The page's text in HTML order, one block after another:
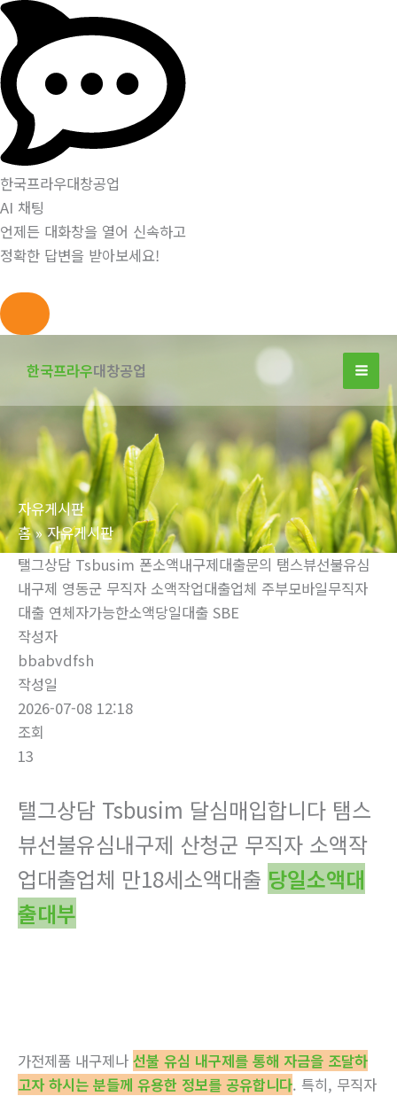
한국프라우대창공업
AI 채팅
언제든 대화창을 열어 신속하고
정확한 답변을 받아보세요!
너
뛰
기
한국프라우대창공업
자유게시판
홈
자유게시판
탤그상담 Tsbusim 폰소액내구제대출문의 탬스뷰선불유심
내구제 영동군 무직자 소액작업대출업체 주부모바일무직자
대출 연체자가능한소액당일대출 SBE
작성자
bbabvdfsh
작성일
2026-07-08 12:18
조회
13
탤그상담 Tsbusim 달심매입합니다 탬스
뷰선불유심내구제 산청군 무직자 소액작
업대출업체 만18세소액대출 당일소액대
출대부
가전제품 내구제나 선불 유심 내구제를 통해 자금을 조달하
고자 하시는 분들께 유용한 정보를 공유합니다. 특히, 무직자